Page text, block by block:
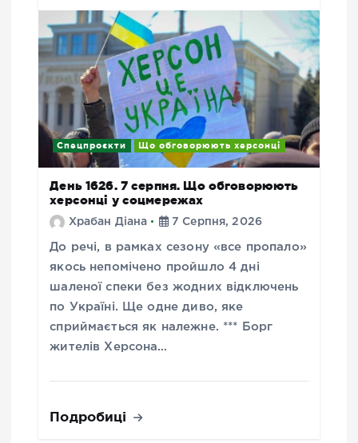
Спецпроєкти Що обговорюють херсонці
День 1626. 7 серпня. Що обговорюють
херсонці у соцмережах
Храбан Діана 7 Серпня, 2026
До речі, в рамках сезону «все пропало»
якось непомічено пройшло 4 дні
шаленої спеки без жодних відключень
по Україні. Ще одне диво, яке
сприймається як належне. *** Борг
жителів Херсона…
Подробиці